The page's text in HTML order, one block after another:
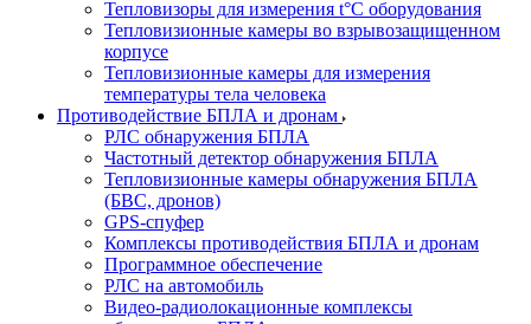
Тепловизоры для измерения t°С оборудования
Тепловизионные камеры во взрывозащищенном
корпусе
Тепловизионные камеры для измерения
температуры тела человека
Противодействие БПЛА и дронам
РЛС обнаружения БПЛА
Частотный детектор обнаружения БПЛА
Тепловизионные камеры обнаружения БПЛА
(БВС, дронов)
GPS-спуфер
Комплексы противодействия БПЛА и дронам
Программное обеспечение
РЛС на автомобиль
Видео-радиолокационные комплексы